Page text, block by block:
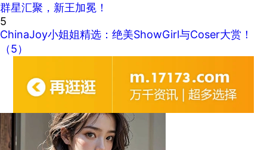
群星汇聚，新王加冕！
5
ChinaJoy小姐姐精选：绝美ShowGirl与Coser大赏！
（5）